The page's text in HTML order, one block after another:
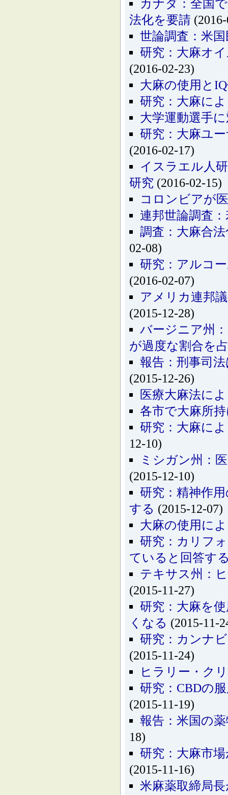
カナダ：全国
法化を要請
世論調査：米
研究：大麻オ
(2016-02-23)
大麻の使用と
研究：大麻に
大学運動選手
研究：大麻ユ
(2016-02-17)
イスラエル人
研究 (2016-02-15)
コロンビアが
連邦世論調査
調査：大麻合
02-08)
研究：アルコ
(2016-02-07)
アメリカ連邦
(2015-12-28)
バージニア州
が過度な割合を
報告：刑事司
(2015-12-26)
医療大麻法に
各市で大麻所
研究：大麻に
12-10)
ミシガン州：
(2015-12-10)
研究：精神作
する (2015-12-07)
大麻の使用に
研究：カリフ
ていると回答す
テキサス州：
(2015-11-27)
研究：大麻を
くなる (2015-11-
研究：カンナ
(2015-11-24)
ヒラリー・ク
研究：CBDの
(2015-11-19)
報告：米国の
18)
研究：大麻市
(2015-11-16)
米麻薬取締局